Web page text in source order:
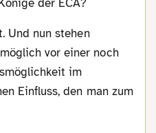
der ECA?
vor einer noch
im
Einfluss, den man zum